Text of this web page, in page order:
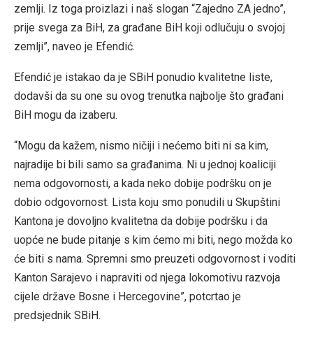
zemlji. Iz toga proizlazi i naš slogan “Zajedno ZA jedno”,
prije svega za BiH, za građane BiH koji odlučuju o svojoj
zemlji”, naveo je Efendić.
Efendić je istakao da je SBiH ponudio kvalitetne liste,
dodavši da su one su ovog trenutka najbolje što građani
BiH mogu da izaberu.
“Mogu da kažem, nismo ničiji i nećemo biti ni sa kim,
najradije bi bili samo sa građanima. Ni u jednoj koaliciji
nema odgovornosti, a kada neko dobije podršku on je
dobio odgovornost. Lista koju smo ponudili u Skupštini
Kantona je dovoljno kvalitetna da dobije podršku i da
uopće ne bude pitanje s kim ćemo mi biti, nego možda ko
će biti s nama. Spremni smo preuzeti odgovornost i voditi
Kanton Sarajevo i napraviti od njega lokomotivu razvoja
cijele države Bosne i Hercegovine”, potcrtao je
predsjednik SBiH.